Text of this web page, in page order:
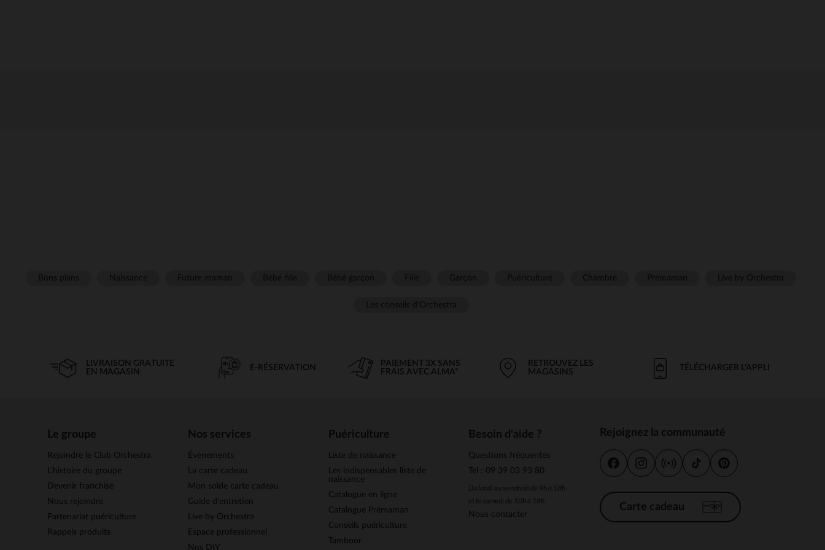
LIVRAISON GRATUITE
EN MAGASIN
E-RÉSERVATION
PAIEMENT 3X SANS
FRAIS AVEC ALMA*
RETROUVEZ LES
MAGASINS
TÉLÉCHARGER L'APPLI
Le groupe
Rejoindre le Club Orchestra
L’histoire du groupe
Devenir franchisé
Nous rejoindre
Partenariat puériculture
Rappels produits
Nos services
Évènements
La carte cadeau
Mon solde carte cadeau
Guide d'entretien
Live by Orchestra
Espace professionnel
Nos DIY
Puériculture
Liste de naissance
Les indispensables liste de
naissance
Catalogue en ligne
Catalogue Prémaman
Conseils puériculture
Tamboor
Besoin d'aide ?
Questions fréquentes
Tel : 09 39 03 93 80
Du lundi au vendredi de 9h à 18h
et le samedi de 10h à 18h
Nous contacter
Rejoignez la communauté
Carte cadeau